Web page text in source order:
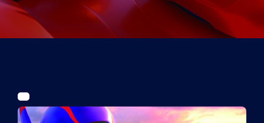
Tickets
Kurier Romy 2026